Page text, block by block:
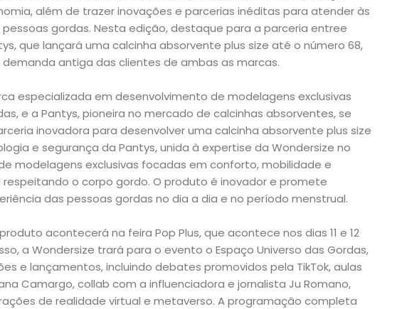
além de trazer inovações e parcerias inéditas para atender às
gordas. Nesta edição, destaque para a parceria entree
que lançará uma calcinha absorvente plus size até o número 68,
antiga das clientes de ambas as marcas.
especializada em desenvolvimento de modelagens exclusivas
e a Pantys, pioneira no mercado de calcinhas absorventes, se
inovadora para desenvolver uma calcinha absorvente plus size
e segurança da Pantys, unida à expertise da Wondersize no
modelagens exclusivas focadas em conforto, mobilidade e
o corpo gordo. O produto é inovador e promete
das pessoas gordas no dia a dia e no período menstrual.
acontecerá na feira Pop Plus, que acontece nos dias 11 e 12
a Wondersize trará para o evento o Espaço Universo das Gordas,
e lançamentos, incluindo debates promovidos pela TikTok, aulas
Camargo, collab com a influenciadora e jornalista Ju Romano,
de realidade virtual e metaverso. A programação completa